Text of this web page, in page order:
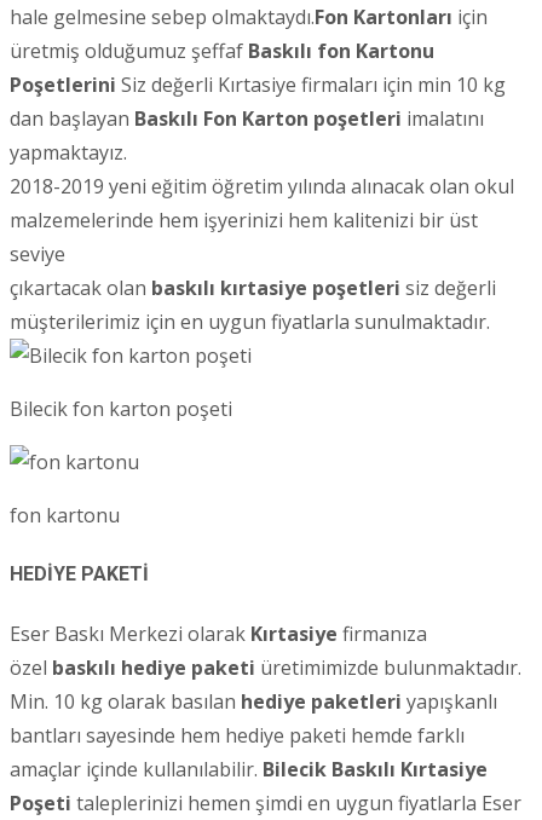
hale gelmesine sebep olmaktaydı.Fon Kartonları için
üretmiş olduğumuz şeffaf Baskılı fon Kartonu
Poşetlerini Siz değerli Kırtasiye firmaları için min 10 kg
dan başlayan Baskılı Fon Karton poşetleri imalatını
yapmaktayız.
2018-2019 yeni eğitim öğretim yılında alınacak olan okul
malzemelerinde hem işyerinizi hem kalitenizi bir üst
seviye
çıkartacak olan baskılı kırtasiye poşetleri siz değerli
müşterilerimiz için en uygun fiyatlarla sunulmaktadır.
Bilecik fon karton poşeti
fon kartonu
HEDİYE PAKETİ
Eser Baskı Merkezi olarak Kırtasiye firmanıza
özel baskılı hediye paketi üretimimizde bulunmaktadır.
Min. 10 kg olarak basılan hediye paketleri yapışkanlı
bantları sayesinde hem hediye paketi hemde farklı
amaçlar içinde kullanılabilir. Bilecik Baskılı Kırtasiye
Poşeti taleplerinizi hemen şimdi en uygun fiyatlarla Eser